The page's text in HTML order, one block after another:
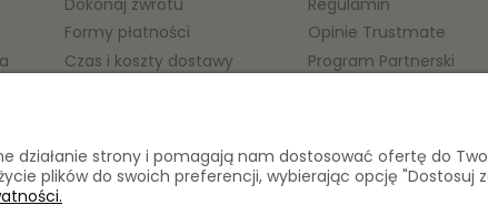
Formy płatności
Czas i koszty dostawy
Opinie Trustmate
Program Partnerski
działanie strony i pomagają nam dostosować ofertę do
plików do swoich preferencji, wybierając opcję "Dostosuj